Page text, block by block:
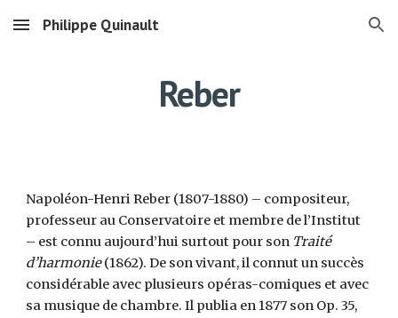
Skip to main content Skip to navigation
Philippe Quinault
Reber
Napoléon-Henri Reber (1807-1880) – compositeur,
professeur au Conservatoire et membre de l’Institut
– est connu aujourd’hui surtout pour son Traité
d’harmonie(1862). De son vivant, il connut un succès
considérable avec plusieurs opéras-comiques et avec
sa musique de chambre. Il publia en 1877 son Op. 35,